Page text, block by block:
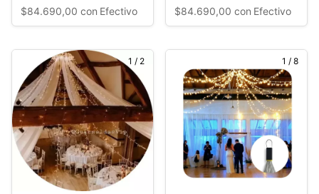
$84.690,00 con Efectivo $84.690,00 con Efectivo
1 / 2 1 / 8